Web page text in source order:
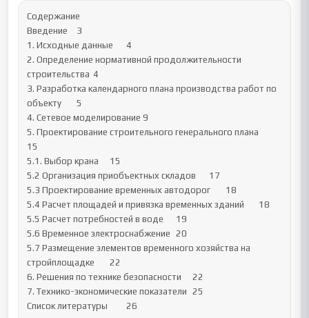
Содержание
Введение 	3
1. Исходные данные 	4
2. Определение нормативной продолжительности
строительства 	4
3. Разработка календарного плана производства работ по
объекту 	5
4. Сетевое моделирование	9
5. Проектирование строительного генерального плана
15
5.1. Выбор крана 	15
5.2 Организация приобъектных складов 	17
5.3 Проектирование временных автодорог 	18
5.4 Расчет площадей и привязка временных зданий 	18
5.5 Расчет потребностей в воде 	19
5.6 Временное электроснабжение 	20
5.7 Размещение элементов временного хозяйства на
стройплощадке 	22
6. Решения по технике безопасности 	22
7. Технико-экономические показатели 	25
Список литературы 	26